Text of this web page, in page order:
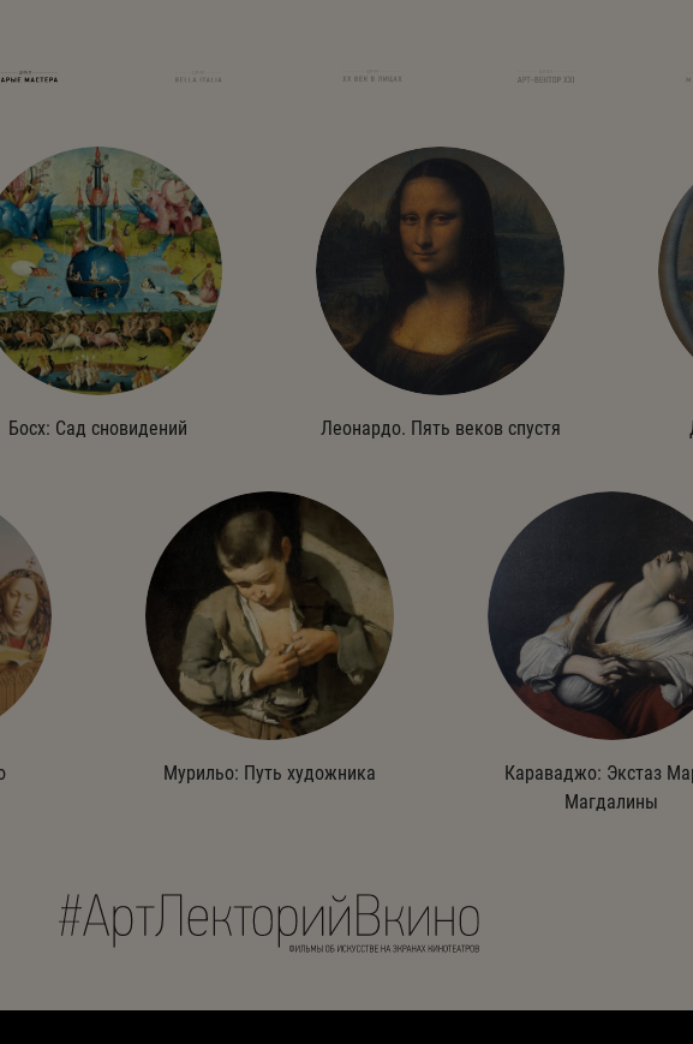
Босх: Сад сновидений Леонардо. Пять веков спустя
Мурильо: Путь художника
Караваджо: Экстаз
Магдалины